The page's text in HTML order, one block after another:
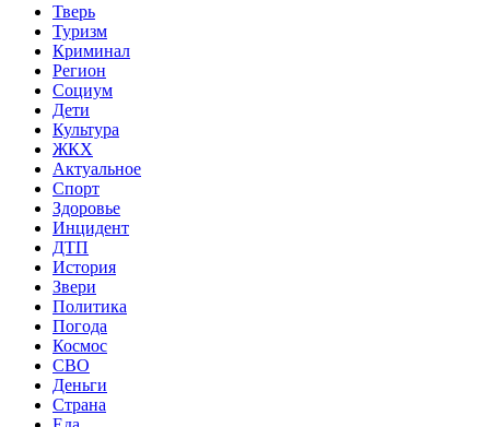
Тверь
Туризм
Криминал
Регион
Социум
Дети
Культура
ЖКХ
Актуальное
Спорт
Здоровье
Инцидент
ДТП
История
Звери
Политика
Погода
Космос
СВО
Деньги
Страна